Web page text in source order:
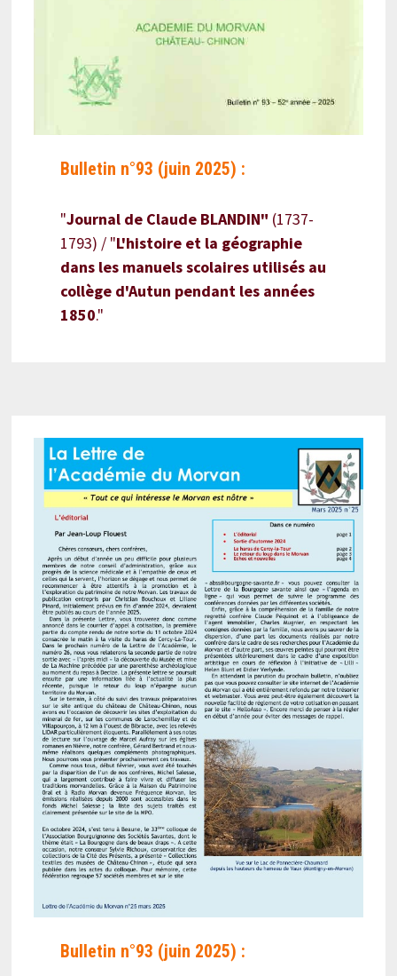
Bulletin n°93 (juin 2025) :
"Journal de Claude BLANDIN" (1737-
1793) / "L'histoire et la géographie
dans les manuels scolaires utilisés au
collège d'Autun pendant les années
1850."
Bulletin n°93 (juin 2025) :